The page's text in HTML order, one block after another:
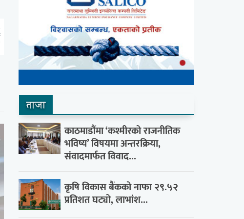
ताजा
काठमाडौंमा ‘कश्मीरको राजनीतिक
भविष्य’ विषयमा अन्तरक्रिया,
संवादमार्फत विवाद...
कृषि विकास बैंकको नाफा २९.५२
प्रतिशत घट्यो, लाभांश...